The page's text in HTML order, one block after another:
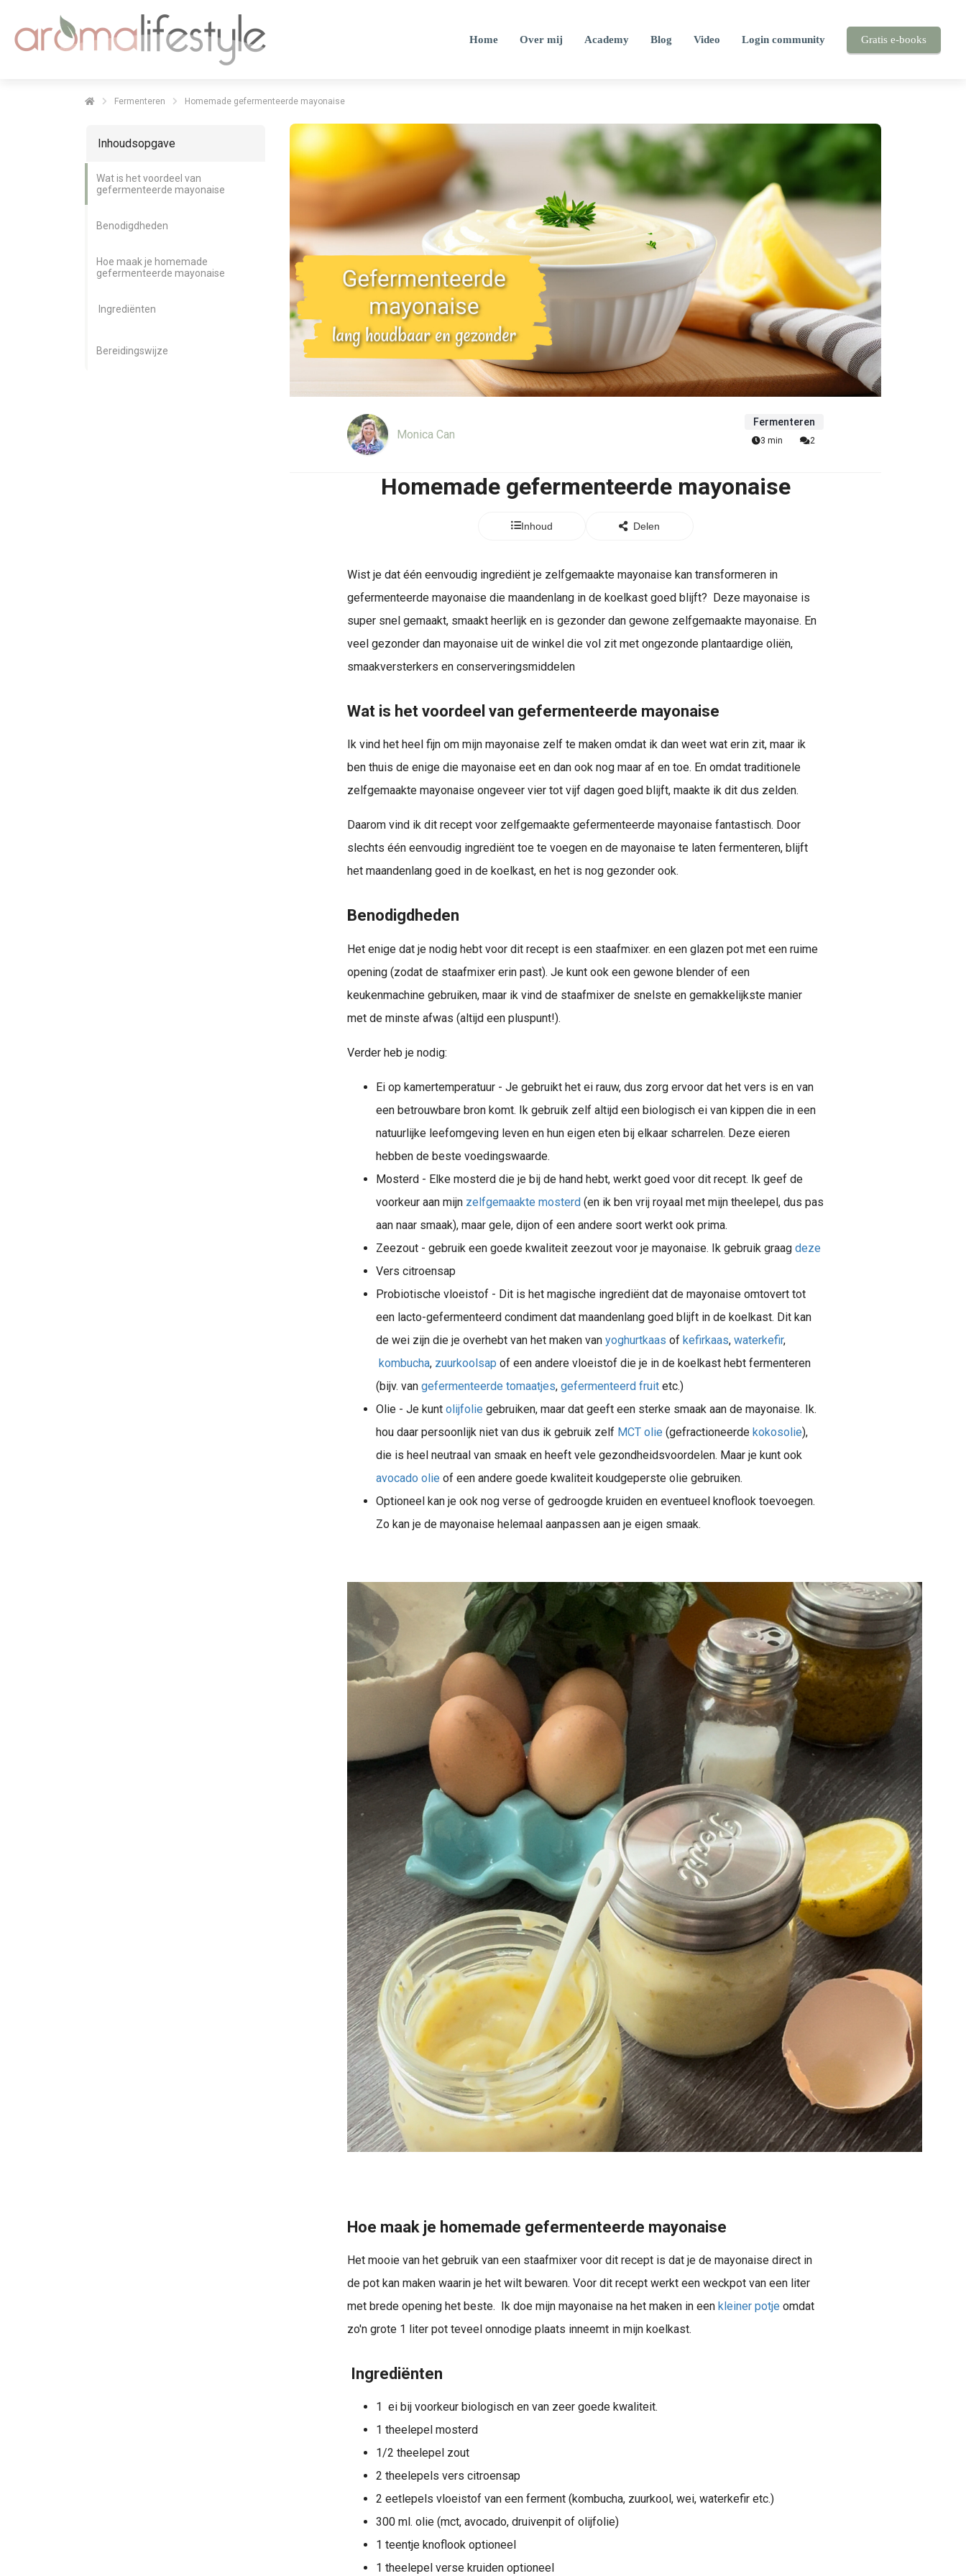
Home Over mij Academy Blog Video Login community Gratis e-books
Fermenteren Homemade gefermenteerde mayonaise
Inhoudsopgave
Wat is het voordeel van
gefermenteerde mayonaise
Benodigdheden
Hoe maak je homemade
gefermenteerde mayonaise
Ingrediënten
Bereidingswijze
Monica Can
Fermenteren
3 min 2
Homemade gefermenteerde mayonaise
Inhoud Delen
Wist je dat één eenvoudig ingrediënt je zelfgemaakte mayonaise kan transformeren in
gefermenteerde mayonaise die maandenlang in de koelkast goed blijft? Deze mayonaise is
super snel gemaakt, smaakt heerlijk en is gezonder dan gewone zelfgemaakte mayonaise. En
veel gezonder dan mayonaise uit de winkel die vol zit met ongezonde plantaardige oliën,
smaakversterkers en conserveringsmiddelen
Wat is het voordeel van gefermenteerde mayonaise
Ik vind het heel fijn om mijn mayonaise zelf te maken omdat ik dan weet wat erin zit, maar ik
ben thuis de enige die mayonaise eet en dan ook nog maar af en toe. En omdat traditionele
zelfgemaakte mayonaise ongeveer vier tot vijf dagen goed blijft, maakte ik dit dus zelden.
Daarom vind ik dit recept voor zelfgemaakte gefermenteerde mayonaise fantastisch. Door
slechts één eenvoudig ingrediënt toe te voegen en de mayonaise te laten fermenteren, blijft
het maandenlang goed in de koelkast, en het is nog gezonder ook.
Benodigdheden
Het enige dat je nodig hebt voor dit recept is een staafmixer. en een glazen pot met een ruime
opening (zodat de staafmixer erin past). Je kunt ook een gewone blender of een
keukenmachine gebruiken, maar ik vind de staafmixer de snelste en gemakkelijkste manier
met de minste afwas (altijd een pluspunt!).
Verder heb je nodig:
Ei op kamertemperatuur - Je gebruikt het ei rauw, dus zorg ervoor dat het vers is en van
een betrouwbare bron komt. Ik gebruik zelf altijd een biologisch ei van kippen die in een
natuurlijke leefomgeving leven en hun eigen eten bij elkaar scharrelen. Deze eieren
hebben de beste voedingswaarde.
Mosterd - Elke mosterd die je bij de hand hebt, werkt goed voor dit recept. Ik geef de
voorkeur aan mijn zelfgemaakte mosterd (en ik ben vrij royaal met mijn theelepel, dus pas
aan naar smaak), maar gele, dijon of een andere soort werkt ook prima.
Zeezout - gebruik een goede kwaliteit zeezout voor je mayonaise. Ik gebruik graag deze
Vers citroensap
Probiotische vloeistof - Dit is het magische ingrediënt dat de mayonaise omtovert tot
een lacto-gefermenteerd condiment dat maandenlang goed blijft in de koelkast. Dit kan
de wei zijn die je overhebt van het maken van yoghurtkaas of kefirkaas, waterkefir,
kombucha, zuurkoolsap of een andere vloeistof die je in de koelkast hebt fermenteren
(bijv. van gefermenteerde tomaatjes, gefermenteerd fruit etc.)
Olie - Je kunt olijfolie gebruiken, maar dat geeft een sterke smaak aan de mayonaise. Ik.
hou daar persoonlijk niet van dus ik gebruik zelf MCT olie (gefractioneerde kokosolie),
die is heel neutraal van smaak en heeft vele gezondheidsvoordelen. Maar je kunt ook
avocado olie of een andere goede kwaliteit koudgeperste olie gebruiken.
Optioneel kan je ook nog verse of gedroogde kruiden en eventueel knoflook toevoegen.
Zo kan je de mayonaise helemaal aanpassen aan je eigen smaak.
Hoe maak je homemade gefermenteerde mayonaise
Het mooie van het gebruik van een staafmixer voor dit recept is dat je de mayonaise direct in
de pot kan maken waarin je het wilt bewaren. Voor dit recept werkt een weckpot van een liter
met brede opening het beste. Ik doe mijn mayonaise na het maken in een kleiner potje omdat
zo'n grote 1 liter pot teveel onnodige plaats inneemt in mijn koelkast.
Ingrediënten
1 ei bij voorkeur biologisch en van zeer goede kwaliteit.
1 theelepel mosterd
1/2 theelepel zout
2 theelepels vers citroensap
2 eetlepels vloeistof van een ferment (kombucha, zuurkool, wei, waterkefir etc.)
300 ml. olie (mct, avocado, druivenpit of olijfolie)
1 teentje knoflook optioneel
1 theelepel verse kruiden optioneel